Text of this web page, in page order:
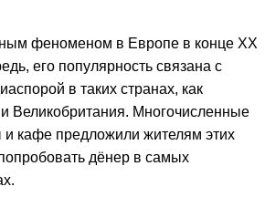
феноменом в Европе в конце XX
его популярность связана с
в таких странах, как
Великобритания. Многочисленные
и кафе предложили жителям этих
дёнер в самых